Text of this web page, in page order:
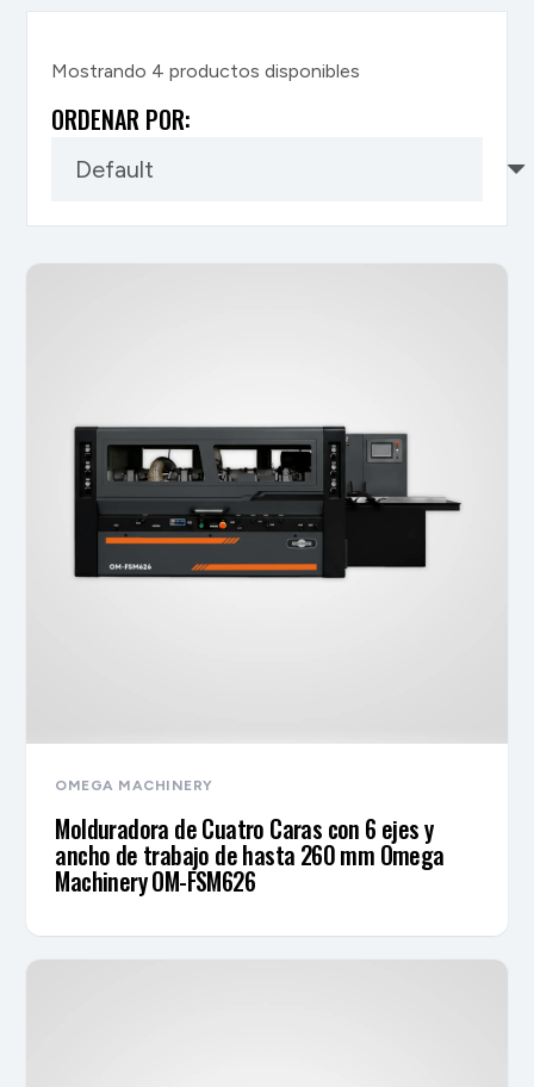
Mostrando 4 productos disponibles
ORDENAR POR:
OMEGA MACHINERY
Molduradora de Cuatro Caras con 6 ejes y
ancho de trabajo de hasta 260 mm Omega
Machinery OM-FSM626